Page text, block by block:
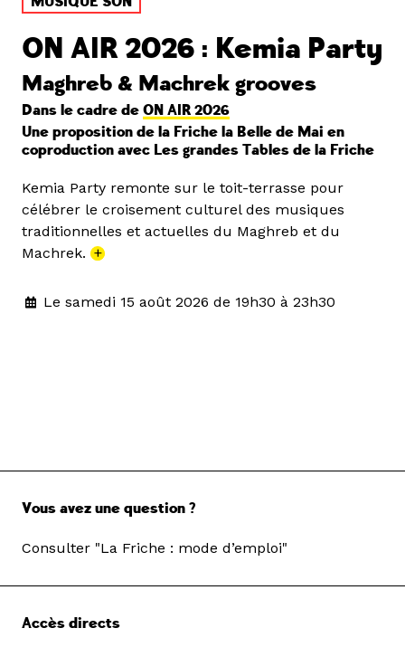
ON AIR 2026 : Kemia Party
Maghreb & Machrek grooves
Dans le cadre de ON AIR 2026
Une proposition de la Friche la Belle de Mai en
coproduction avec Les grandes Tables de la Friche
Kemia Party remonte sur le toit-terrasse pour
célébrer le croisement culturel des musiques
traditionnelles et actuelles du Maghreb et du
Machrek. +
Le samedi 15 août 2026 de 19h30 à 23h30
Vous avez une question ?
Consulter "La Friche : mode d’emploi"
Accès directs